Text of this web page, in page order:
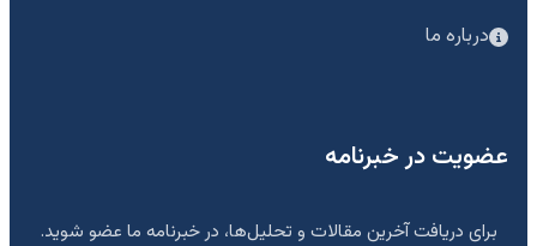
درباره ما
عضویت در خبرنامه
برای دریافت آخرین مقالات و تحلیل‌ها، در خبرنامه ما عضو شوید.